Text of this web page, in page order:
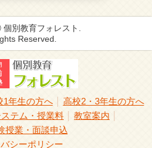
別教育フォレスト.
Reserved.
1年生の方へ│ 高校2・3年生の方へ
ステム・授業料 教室案内
授業・面談申込
シーポリシー